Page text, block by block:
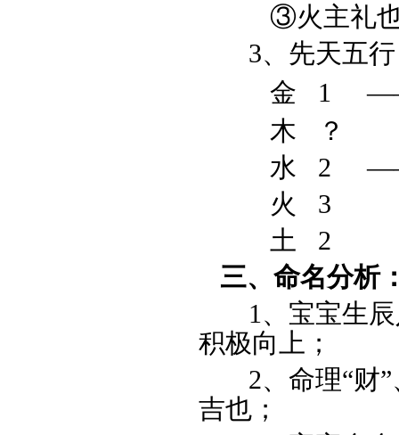
③火主礼也
3、先天五行
金 1
木 ？
水 2
火 3
土 2
三、命名分析
1、宝宝生辰
积极向上；
2、命理“财”
吉也；